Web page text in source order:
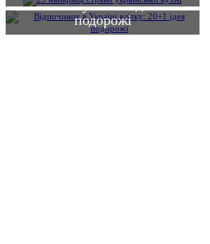
влітку: 20+1 ідея
подорожі